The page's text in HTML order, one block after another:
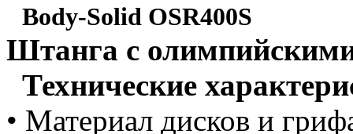
Body-Solid OSR400S
Штанга с
Технические
• Материал дисков и